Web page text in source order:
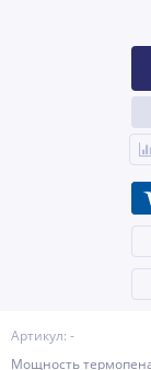
Артикул: -
Мощность